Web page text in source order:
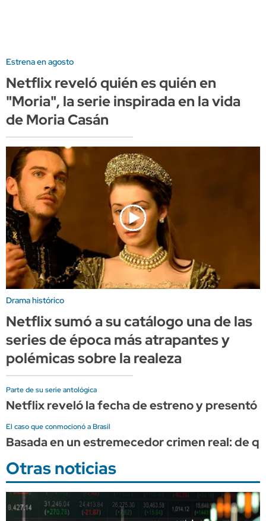
Estrena en agosto
Netflix reveló quién es quién en
"Moria", la serie inspirada en la vida
de Moria Casán
Drama histórico
Netflix sumó a su catálogo una de las
series de época más atrapantes y
polémicas sobre la realeza
Parte de su serie antológica
Netflix reveló la fecha de estreno y presentó
El caso que conmocionó a Brasil
Basada en un estremecedor crimen real: de
Otras noticias